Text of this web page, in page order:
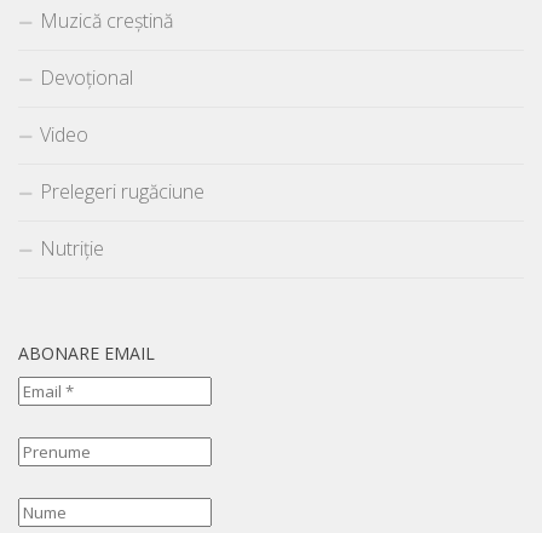
Muzică creștină
Devoțional
Video
Prelegeri rugăciune
Nutriție
ABONARE EMAIL